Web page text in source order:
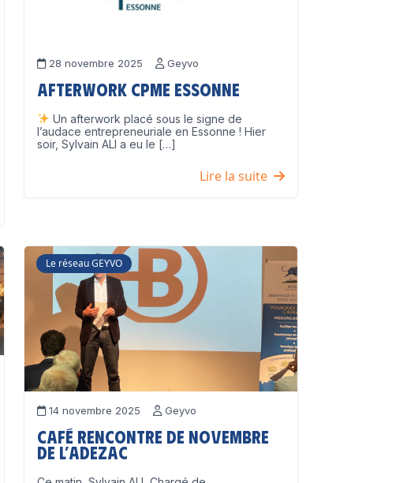
28 novembre 2025 Geyvo
Afterwork CPME Essonne
Un afterwork placé sous le signe de
l’audace entrepreneuriale en Essonne ! Hier
soir, Sylvain ALI a eu le […]
Lire la suite
Le réseau GEYVO
14 novembre 2025 Geyvo
Café Rencontre de Novembre
de l’ADEZAC